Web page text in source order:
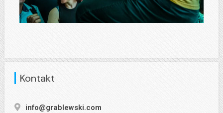
Kontakt
info@grablewski.com